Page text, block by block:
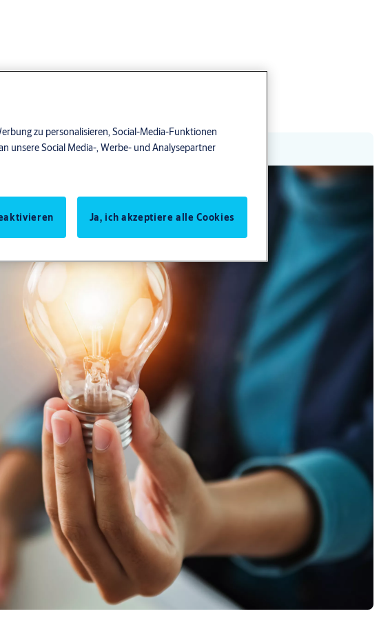
zu personalisieren, Social-Media-Funktionen
unsere Social Media-, Werbe- und Analysepartner
Ja, ich akzeptiere alle Cookies